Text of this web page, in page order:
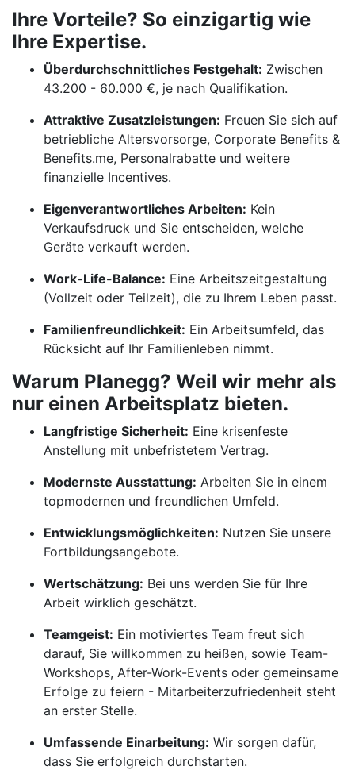
Ihre Vorteile? So einzigartig wie
Ihre Expertise.
Überdurchschnittliches Festgehalt: Zwischen
43.200 - 60.000 €, je nach Qualifikation.
Attraktive Zusatzleistungen: Freuen Sie sich auf
betriebliche Altersvorsorge, Corporate Benefits &
Benefits.me, Personalrabatte und weitere
finanzielle Incentives.
Eigenverantwortliches Arbeiten: Kein
Verkaufsdruck und Sie entscheiden, welche
Geräte verkauft werden.
Work-Life-Balance: Eine Arbeitszeitgestaltung
(Vollzeit oder Teilzeit), die zu Ihrem Leben passt.
Familienfreundlichkeit: Ein Arbeitsumfeld, das
Rücksicht auf Ihr Familienleben nimmt.
Warum Planegg? Weil wir mehr als
nur einen Arbeitsplatz bieten.
Langfristige Sicherheit: Eine krisenfeste
Anstellung mit unbefristetem Vertrag.
Modernste Ausstattung: Arbeiten Sie in einem
topmodernen und freundlichen Umfeld.
Entwicklungsmöglichkeiten: Nutzen Sie unsere
Fortbildungsangebote.
Wertschätzung: Bei uns werden Sie für Ihre
Arbeit wirklich geschätzt.
Teamgeist: Ein motiviertes Team freut sich
darauf, Sie willkommen zu heißen, sowie Team-
Workshops, After-Work-Events oder gemeinsame
Erfolge zu feiern - Mitarbeiterzufriedenheit steht
an erster Stelle.
Umfassende Einarbeitung: Wir sorgen dafür,
dass Sie erfolgreich durchstarten.